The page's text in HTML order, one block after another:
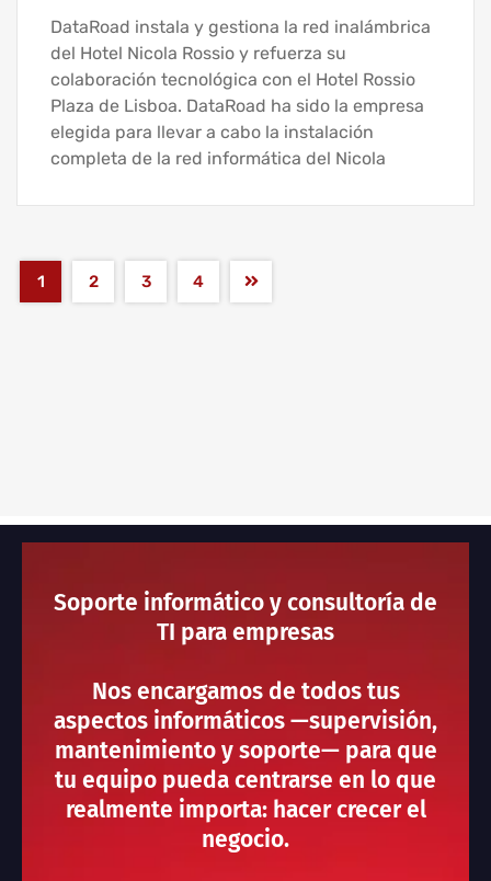
DataRoad instala y gestiona la red inalámbrica
del Hotel Nicola Rossio y refuerza su
colaboración tecnológica con el Hotel Rossio
Plaza de Lisboa. DataRoad ha sido la empresa
elegida para llevar a cabo la instalación
completa de la red informática del Nicola
1 2 3 4
Soporte informático y consultoría de
TI para empresas
Nos encargamos de todos tus
aspectos informáticos —supervisión,
mantenimiento y soporte— para que
tu equipo pueda centrarse en lo que
realmente importa: hacer crecer el
negocio.